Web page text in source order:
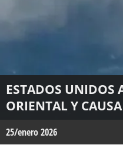
ESTADOS UNIDOS
ORIENTAL Y
25/enero 2026